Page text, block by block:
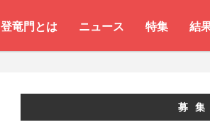
登竜門とは ニュース 特集 結
募